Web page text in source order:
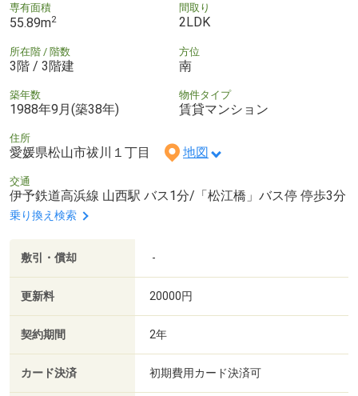
専有面積
55.89m2
間取り
2LDK
所在階 / 階数
3階 / 3階建
方位
南
築年数
1988年9月(築38年)
物件タイプ
賃貸マンション
住所
愛媛県松山市祓川１丁目 地図
交通
伊予鉄道高浜線 山西駅 バス1分/「松江橋」バス停 停歩3分
乗り換え検索
敷引・償却 -
更新料 20000円
契約期間 2年
カード決済 初期費用カード決済可